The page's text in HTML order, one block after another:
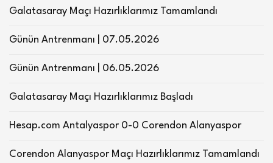
Galatasaray Maçı Hazırlıklarımız Tamamlandı
Günün Antrenmanı | 07.05.2026
Günün Antrenmanı | 06.05.2026
Galatasaray Maçı Hazırlıklarımız Başladı
Hesap.com Antalyaspor 0-0 Corendon Alanyaspor
Corendon Alanyaspor Maçı Hazırlıklarımız Tamamlandı